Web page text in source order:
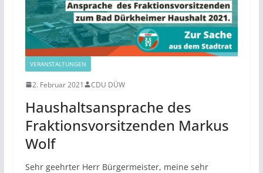
VERANSTALTUNGEN
2. Februar 2021 CDU DÜW
Haushaltsansprache des
Fraktionsvorsitzenden Markus
Wolf
Sehr geehrter Herr Bürgermeister, meine sehr